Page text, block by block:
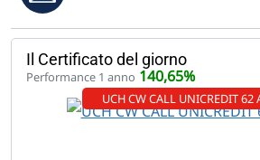
Il Certificato del giorno
Performance 1 anno 140,65%
UCH CW CALL UNICREDIT 62